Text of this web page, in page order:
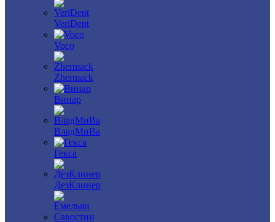
VeriDent
Voco
Zhermack
Винар
ВладМиВа
Гекса
ДезКлинер